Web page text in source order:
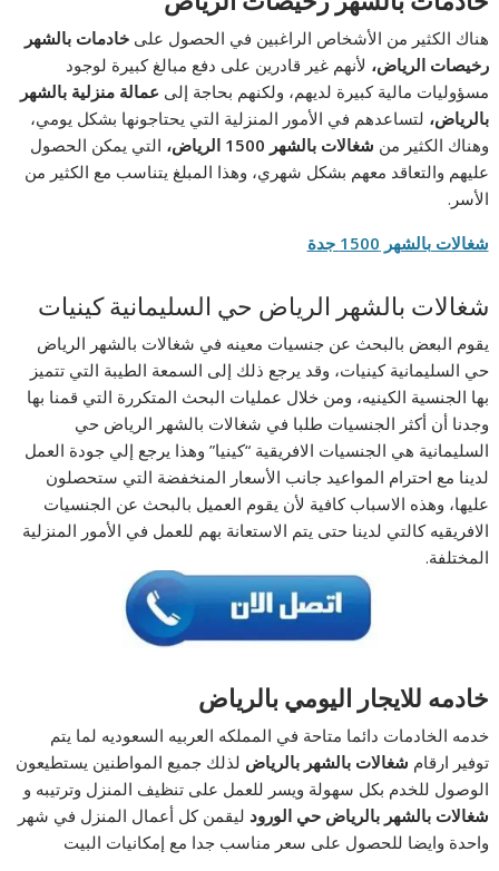
هناك الكثير من الأشخاص الراغبين في الحصول علىخادمات بالشهر
رخيصات الرياض، لأنهم غير قادرين على دفع مبالغ كبيرة لوجود
مسؤوليات مالية كبيرة لديهم، ولكنهم بحاجة إلى عمالة منزلية بالشهر
بالرياض، لتساعدهم في الأمور المنزلية التي يحتاجونها بشكل يومي،
وهناك الكثير من شغالات بالشهر 1500 الرياض،
التي يمكن الحصول
عليهم والتعاقد معهم بشكل شهري، وهذا المبلغ يتناسب مع الكثير من
الأسر.
شغالات بالشهر 1500 جدة
شغالات بالشهر الرياض حي السليمانية كينيات
يقوم البعض بالبحث عن جنسيات معينه في شغالات بالشهر الرياض
حي السليمانية كينيات، وقد يرجع ذلك إلى السمعة الطيبة التي تتميز
بها الجنسية الكينيه، ومن خلال عمليات البحث المتكررة التي قمنا بها
وجدنا أن أكثر الجنسيات طلبا في شغالات بالشهر الرياض حي
السليمانية هي الجنسيات الافريقية “كينيا” وهذا يرجع إلي جودة العمل
لدينا مع احترام المواعيد جانب الأسعار المنخفضة التي ستحصلون
عليها، وهذه الاسباب كافية لأن يقوم العميل بالبحث عن الجنسيات
الافريقيه كالتي لدينا حتى يتم الاستعانة بهم للعمل في الأمور المنزلية
المختلفة.
خادمه للايجار اليومي بالرياض
خدمه الخادمات دائما متاحة في المملكه العربيه السعوديه لما يتم
توفير ارقام شغالات بالشهر بالرياض لذلك جميع المواطنين يستطيعون
الوصول للخدم بكل سهولة ويسر للعمل على تنظيف المنزل وترتيبه و
شغالات بالشهر بالرياض حي الورود ليقمن كل أعمال المنزل في شهر
واحدة وايضا للحصول على سعر مناسب جدا مع إمكانيات البيت